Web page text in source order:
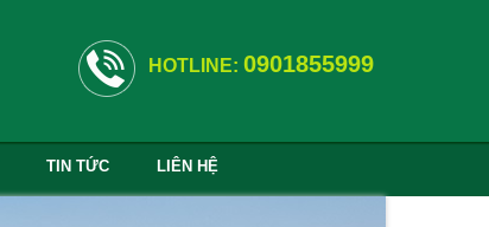
HOTLINE: 0901855999
TIN TỨC LIÊN HỆ